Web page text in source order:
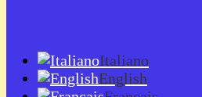
Italiano
English